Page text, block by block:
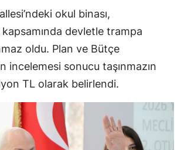
okul binası,
devletle trampa
oldu. Plan ve Bütçe
incelemesi sonucu taşınmazın
TL olarak belirlendi.